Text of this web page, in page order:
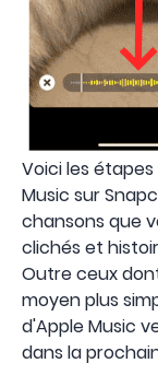
Voici les
Music sur
chansons que
clichés et
Outre ceux
moyen plus
d'Apple Music
dans la